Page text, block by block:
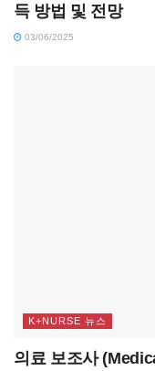
득 방법 및 전망
03/06/2025
K+NURSE 뉴스
의료 보조사